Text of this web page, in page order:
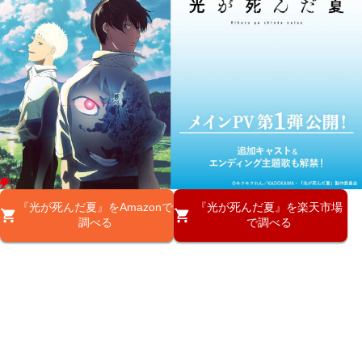
『光が死んだ夏』をAmazonで
調べる
『光が死んだ夏』を楽天市場
で調べる